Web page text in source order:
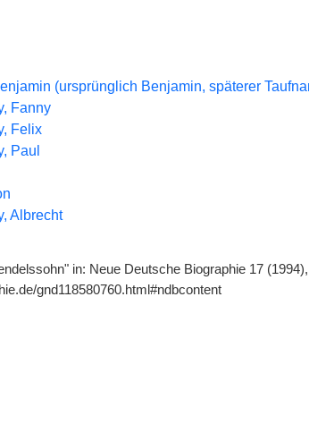
(ursprünglich Benjamin, späterer
Fanny
Felix
Paul
Albrecht
in: Neue Deutsche Biographie 17
gnd118580760.html#ndbcontent